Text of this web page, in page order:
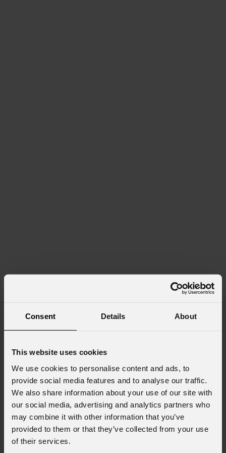
Consent Details About
This website uses cookies
We use cookies to personalise content and ads, to
provide social media features and to analyse our traffic.
We also share information about your use of our site with
our social media, advertising and analytics partners who
may combine it with other information that you’ve
provided to them or that they’ve collected from your use
of their services.